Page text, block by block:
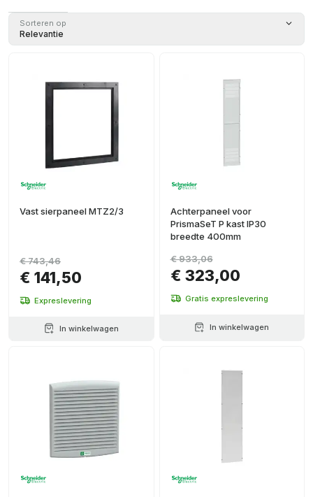
Sorteren op
Relevantie
Vast sierpaneel MTZ2/3
€ 141,50
€ 743,46
Expreslevering
In winkelwagen
Achterpaneel voor
PrismaSeT P kast IP30
breedte 400mm
€ 323,00
€ 933,06
Gratis expreslevering
In winkelwagen